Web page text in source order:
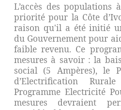
L’accès des populations
priorité pour la Côte
raison qu'il a été initié
du Gouvernement pour
faible revenu. Ce
mesures à savoir : la
social (5 Ampères), le
d’Electrification
Programme Electricité
mesures devraient